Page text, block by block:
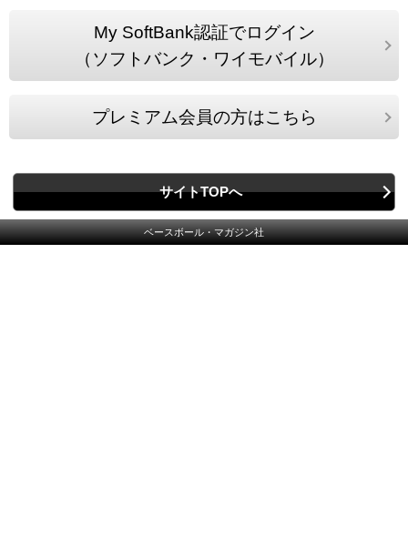
My SoftBank認証でログイン
（ソフトバンク・ワイモバイル）
プレミアム会員の方はこちら
サイトTOPへ
ベースボール・マガジン社